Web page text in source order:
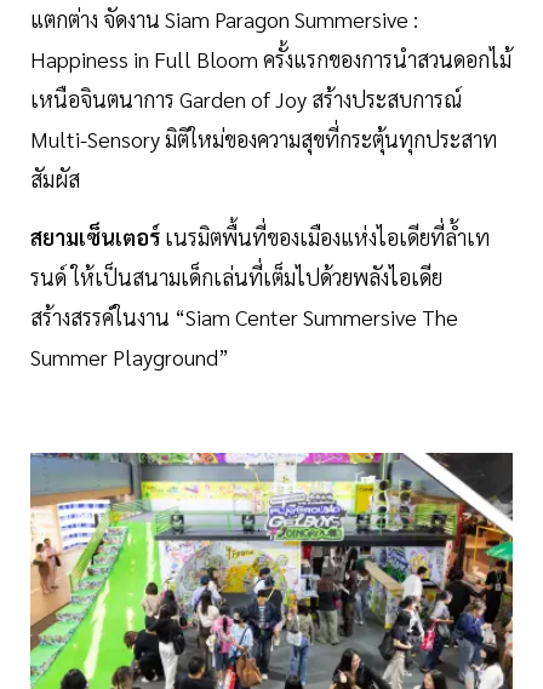
แตกต่าง จัดงาน Siam Paragon Summersive :
Happiness in Full Bloom ครั้งแรกของการนำสวนดอกไม้
เหนือจินตนาการ Garden of Joy สร้างประสบการณ์
Multi-Sensory มิติใหม่ของความสุขที่กระตุ้นทุกประสาท
สัมผัส
สยามเซ็นเตอร์ เนรมิตพื้นที่ของเมืองแห่งไอเดียที่ล้ำเท
รนด์ ให้เป็นสนามเด็กเล่นที่เต็มไปด้วยพลังไอเดีย
สร้างสรรค์ในงาน “Siam Center Summersive The
Summer Playground”